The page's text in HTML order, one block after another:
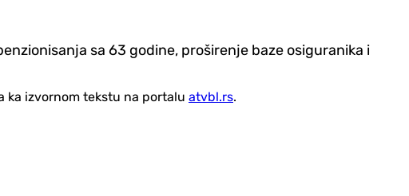
sa 63 godine, proširenje baze osiguranika i
ka izvornom tekstu na portalu atvbl.rs.